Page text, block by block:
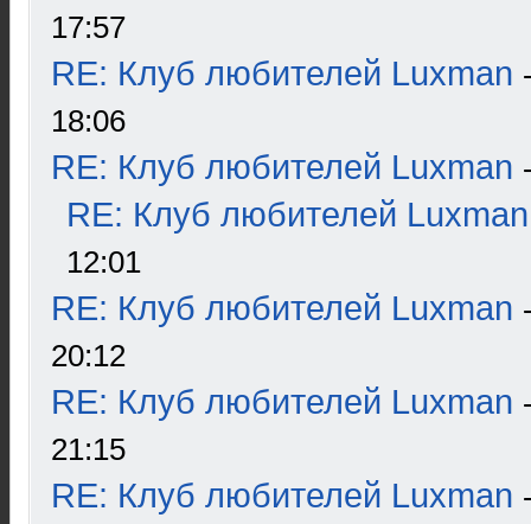
17:57
RE: Клуб любителей Luxman
18:06
RE: Клуб любителей Luxman
RE: Клуб любителей Luxman
12:01
RE: Клуб любителей Luxman
20:12
RE: Клуб любителей Luxman
21:15
RE: Клуб любителей Luxman